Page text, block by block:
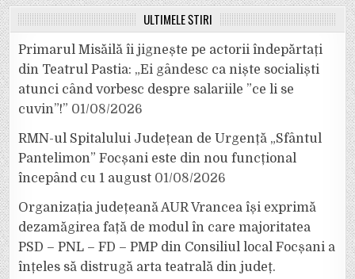
ULTIMELE ȘTIRI
Primarul Misăilă îi jignește pe actorii îndepărtați
din Teatrul Pastia: „Ei gândesc ca niște socialiști
atunci când vorbesc despre salariile ”ce li se
cuvin”!” 01/08/2026
RMN-ul Spitalului Județean de Urgență „Sfântul
Pantelimon” Focșani este din nou funcțional
începând cu 1 august 01/08/2026
Organizația județeană AUR Vrancea își exprimă
dezamăgirea față de modul în care majoritatea
PSD – PNL – FD – PMP din Consiliul local Focșani a
înțeles să distrugă arta teatrală din județ.